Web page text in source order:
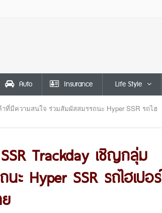
Auto Insurance Life Style
ที่มีความสนใจ ร่วมสัมผัสสมรรถนะ Hyper SSR รถไฮ
Trackday เชิญกลุ่ม
Hyper SSR รถไฮเปอร์